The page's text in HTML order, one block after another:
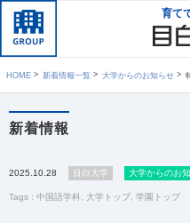
育て
HOME 新着情報一覧 大学からのお知らせ
新着情報
2025.10.28 目白大学 大学からのお
Tags : 中国語学科 大学トップ 学園トップ